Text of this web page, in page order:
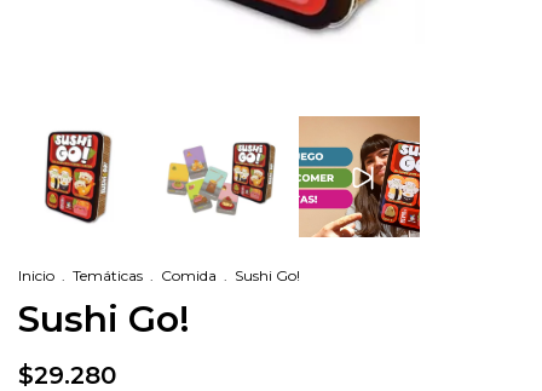
Inicio . Temáticas . Comida . Sushi Go!
Sushi Go!
$29.280